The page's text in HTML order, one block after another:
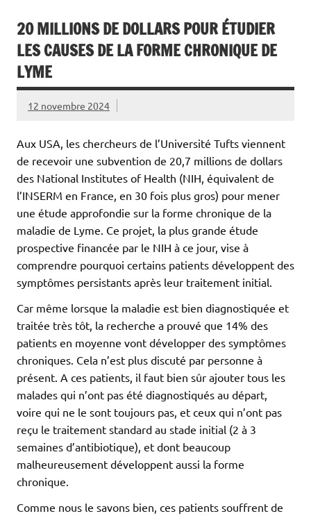
20 MILLIONS DE DOLLARS POUR ÉTUDIER
LES CAUSES DE LA FORME CHRONIQUE DE
LYME
12 novembre 2024
Aux USA, les chercheurs de l’Université Tufts viennent
de recevoir une subvention de 20,7 millions de dollars
des National Institutes of Health (NIH, équivalent de
l’INSERM en France, en 30 fois plus gros) pour mener
une étude approfondie sur la forme chronique de la
maladie de Lyme. Ce projet, la plus grande étude
prospective financée par le NIH à ce jour, vise à
comprendre pourquoi certains patients développent des
symptômes persistants après leur traitement initial.
Car même lorsque la maladie est bien diagnostiquée et
traitée très tôt, la recherche a prouvé que 14% des
patients en moyenne vont développer des symptômes
chroniques. Cela n’est plus discuté par personne à
présent. A ces patients, il faut bien sûr ajouter tous les
malades qui n’ont pas été diagnostiqués au départ,
voire qui ne le sont toujours pas, et ceux qui n’ont pas
reçu le traitement standard au stade initial (2 à 3
semaines d’antibiotique), et dont beaucoup
malheureusement développent aussi la forme
chronique.
Comme nous le savons bien, ces patients souffrent de